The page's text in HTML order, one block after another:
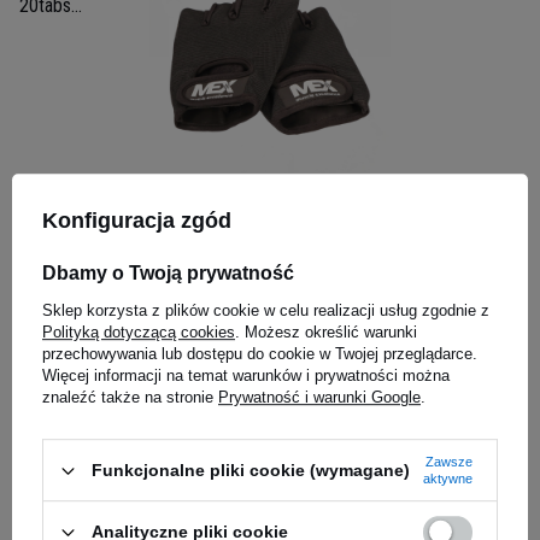
człowieka, bez którego nie ma mowy o
prawidłowym funkcjonowaniu organizmu. To
właśnie ono stanowi materiał budulcowy, a także
wspiera regenerację pomagając odbudować
tkanki. Jednak wiele osób w codziennej diecie
nie zaspokaja zapotrzebowania organizmu na
Whey Protein który pomoże Ci dostarczyć białko
w wyjątkowo szybki i smaczny sposób!
120tabs -
obniżką:
Black
28,99 zł
Kup do 20:00 -wysyłka dzisiaj
5,37 zł
Kup do 20:00
Zapytaj o produkt
Konfiguracja zgód
Dbamy o Twoją prywatność
Sklep korzysta z plików cookie w celu realizacji usług zgodnie z
Polityką dotyczącą cookies. Możesz określić warunki
przechowywania lub dostępu do cookie w Twojej przeglądarce.
Więcej informacji na temat warunków i prywatności można
znaleźć także na stronie Prywatność i warunki Google.
Funkcjonalne pliki cookie (wymagane)
Zawsze
aktywne
Analityczne pliki cookie